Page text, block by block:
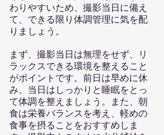
わりやすいため、撮影当日に備え
て、できる限り体調管理に気を配
りましょう。
まず、撮影当日は無理をせず、リ
ラックスできる環境を整えること
がポイントです。前日は早めに休
み、当日はしっかりと睡眠をとっ
て体調を整えましょう。また、朝
食は栄養バランスを考え、軽めの
食事を摂ることをおすすめしま